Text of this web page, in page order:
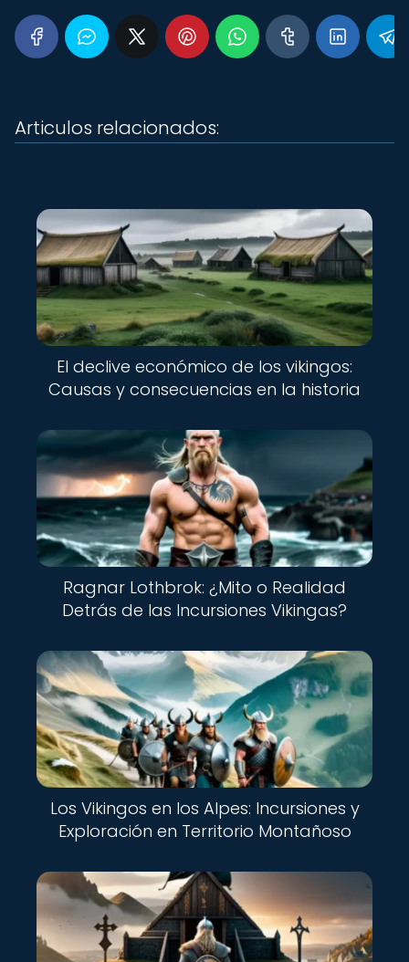
Articulos relacionados:
El declive económico de los vikingos:
Causas y consecuencias en la historia
Ragnar Lothbrok: ¿Mito o Realidad
Detrás de las Incursiones Vikingas?
Los Vikingos en los Alpes: Incursiones y
Exploración en Territorio Montañoso